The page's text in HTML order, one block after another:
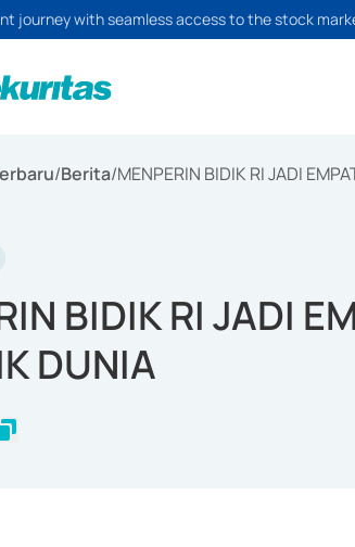
journey with seamless access to the stock
/Berita/MENPERIN BIDIK RI JADI
BIDIK RI JADI
DUNIA